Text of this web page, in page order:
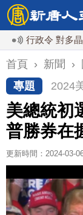
政令 對多晶矽課
首頁 › 新聞 ›
專題
2024
美總統初
普勝券在
更新時間：2024-03-